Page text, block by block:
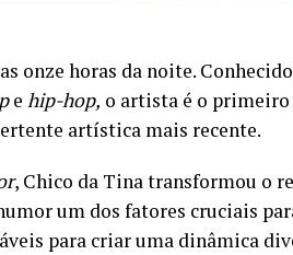
onze horas da noite.
e hip-hop, o artista é o primeiro
artística mais recente.
, Chico da Tina transformou o
um dos fatores cruciais
para criar uma dinâmica